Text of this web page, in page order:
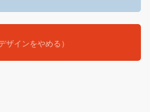
デザインをやめる）